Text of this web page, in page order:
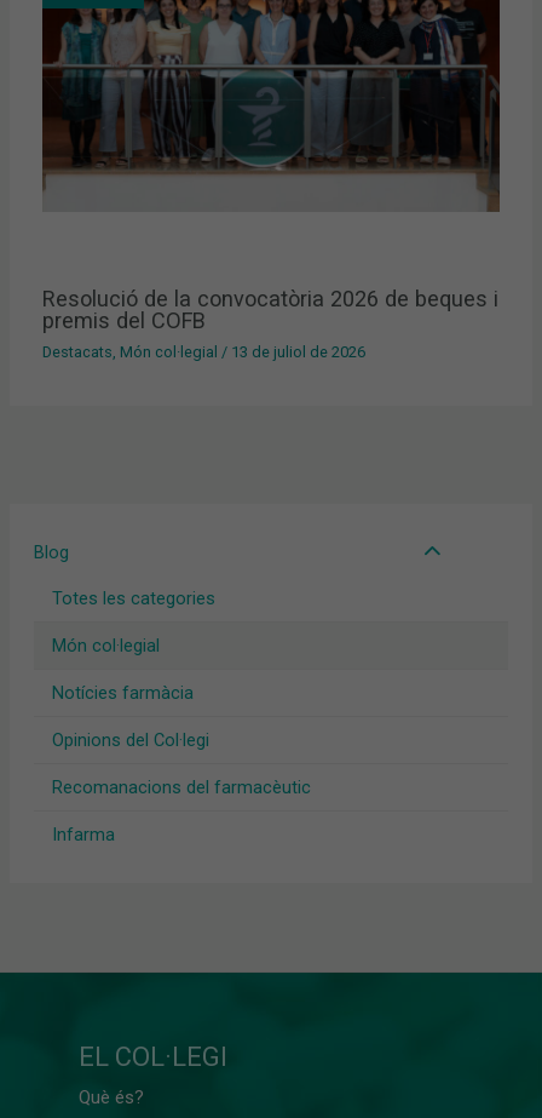
Blog
Totes les categories
Món col·legial
Notícies farmàcia
Opinions del Col·legi
Recomanacions del farmacèutic
Infarma
Resolució de la convocatòria 2026 de beques i
premis del COFB
Destacats Món col·legial / 13 de juliol de 2026
EL COL·LEGI
Què és?